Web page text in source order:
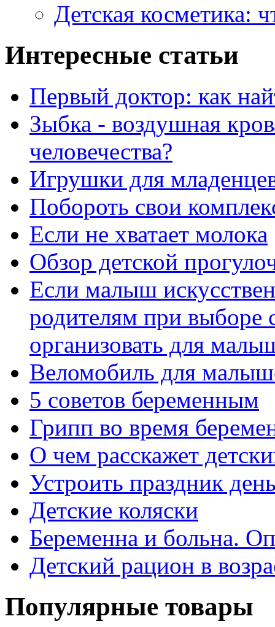
Детская косметика:
Интересные статьи
Первый доктор: как
Зыбка - воздушная
человечества?
Игрушки для
Побороть свои
Если не хватает молока
Обзор детской
Если малыш
родителям при выборе
организовать для
Веломобиль для
5 советов беременным
Грипп во время
О чем расскажет
Устроить праздник
Детские коляски
Беременна и больна.
Детский рацион в
Популярные товары